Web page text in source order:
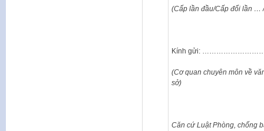
(Cấp lần đầu/Cấp đổi
Kính gửi:
(Cơ quan chuyên môn về
sở)
Căn cứ Luật Phòng, chống